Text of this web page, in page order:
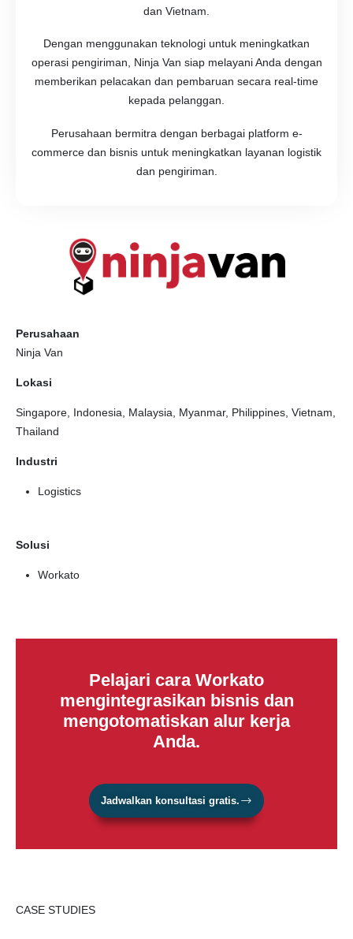
dan Vietnam.
Dengan menggunakan teknologi untuk meningkatkan
operasi pengiriman, Ninja Van siap melayani Anda dengan
memberikan pelacakan dan pembaruan secara real-time
kepada pelanggan.
Perusahaan bermitra dengan berbagai platform e-
commerce dan bisnis untuk meningkatkan layanan logistik
dan pengiriman.
Perusahaan
Ninja Van
Lokasi
Singapore, Indonesia, Malaysia, Myanmar, Philippines, Vietnam,
Thailand
Industri
Logistics
Solusi
Workato
Pelajari cara Workato
mengintegrasikan bisnis dan
mengotomatiskan alur kerja
Anda.
Jadwalkan konsultasi gratis.
CASE STUDIES